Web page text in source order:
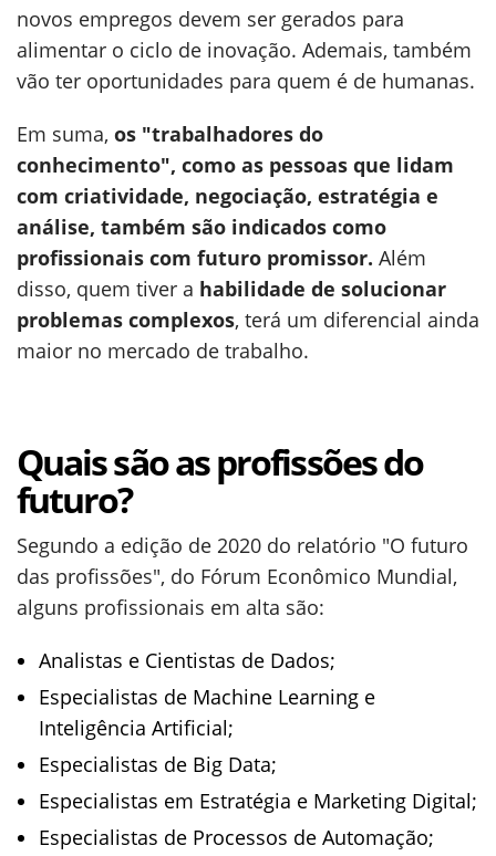
novos empregos devem ser gerados para
alimentar o ciclo de inovação. Ademais, também
vão ter oportunidades para quem é de humanas.
Em suma, os "trabalhadores do
conhecimento", como as pessoas que lidam
com criatividade, negociação, estratégia e
análise, também são indicados como
profissionais com futuro promissor. Além
disso, quem tiver a habilidade de solucionar
problemas complexos, terá um diferencial ainda
maior no mercado de trabalho.
Quais são as profissões do
futuro?
Segundo a edição de 2020 do relatório "O futuro
das profissões", do Fórum Econômico Mundial,
alguns profissionais em alta são:
Analistas e Cientistas de Dados;
Especialistas de Machine Learning e
Inteligência Artificial;
Especialistas de Big Data;
Especialistas em Estratégia e Marketing Digital;
Especialistas de Processos de Automação;